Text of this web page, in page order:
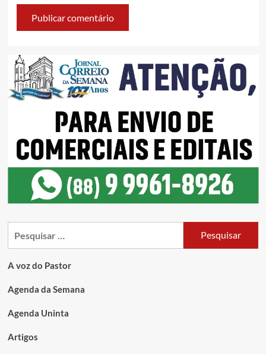
A voz do Pastor
Agenda da Semana
Agenda Uninta
Artigos